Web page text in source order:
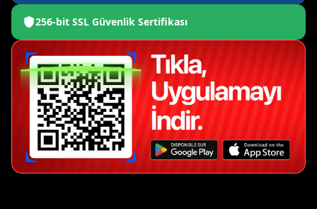
256-bit SSL Güvenlik Sertifikası